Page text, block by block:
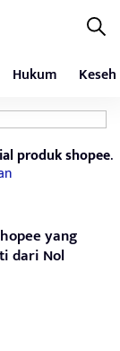
Hukum
produk shopee.
yang
dari Nol